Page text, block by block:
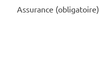
Assurance (obligatoire)